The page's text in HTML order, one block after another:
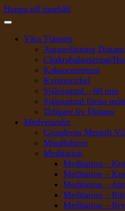
Hoppa till innehåll
Våra Tjänster
Auraavläsning Distans
Chakrabalansering/
Kakaoceremoni
Kvinnocirkel
Själssamtal – 60 min
Själssamtal första
Tidigare liv Distans
Medvetandet
Grunderna Mentalt
Mindfulness
Meditation
Meditation –
Meditation –
Meditation –
Meditation –
Meditation –